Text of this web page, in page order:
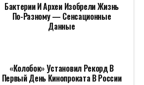
Бактерии И Археи Изобрели Жизнь
По-Разному — Сенсационные
Данные
«Колобок» Установил Рекорд В
Первый День Кинопроката В России